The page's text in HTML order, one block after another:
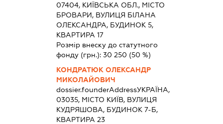
07404, КИЇВСЬКА ОБЛ., МІСТО
БРОВАРИ, ВУЛИЦЯ БІЛАНА
ОЛЕКСАНДРА, БУДИНОК 5,
КВАРТИРА 17
Розмір внеску до статутного
фонду (грн.): 30 250 (50 %)
КОНДРАТЮК ОЛЕКСАНДР
МИКОЛАЙОВИЧ
dossier.founderAddressУКРАЇНА,
03035, МІСТО КИЇВ, ВУЛИЦЯ
КУДРЯШОВА, БУДИНОК 7-Б,
КВАРТИРА 23